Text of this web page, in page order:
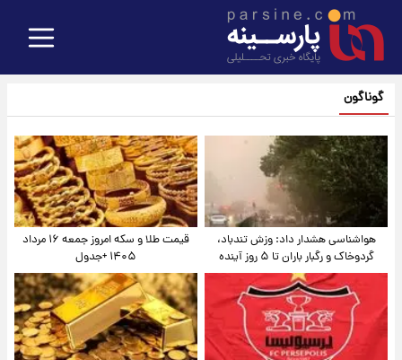
گوناگون
هواشناسی هشدار داد: وزش تندباد،
گردوخاک و رگبار باران تا ۵ روز آینده
قیمت طلا و سکه امروز جمعه ۱۶ مرداد
۱۴۰۵ +جدول